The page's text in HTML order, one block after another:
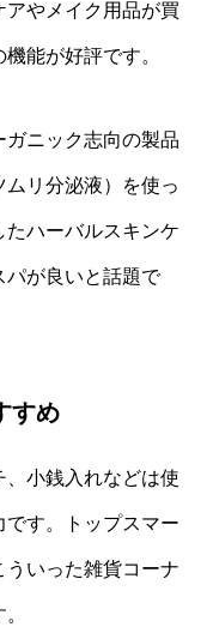
やメイク用品が買
能が好評です。
ニック志向の製品
リ分泌液）を使っ
ハーバルスキンケ
パが良いと話題で
すめ
、小銭入れなどは使
す。トップスマー
いった雑貨コーナ